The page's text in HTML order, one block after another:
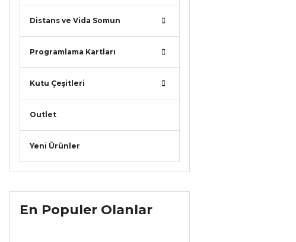
Distans ve Vida Somun
Programlama Kartları
Kutu Çeşitleri
Outlet
Yeni Ürünler
En Populer Olanlar